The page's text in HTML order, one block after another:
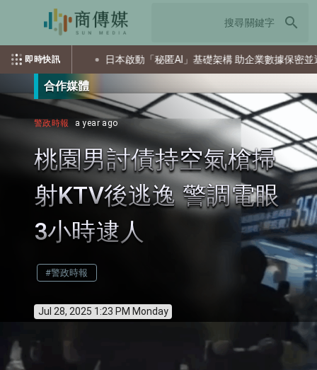
search
即時快訊
道攻擊 日本啟動「秘匿AI」基礎架構 助企業數據保密並運用AI
合作媒體
警政時報 a year ago
桃園男討債持空氣槍掃
射KTV後逃逸 警調電眼
3小時逮人
#警政時報
Jul 28, 2025 1:23 PM Monday